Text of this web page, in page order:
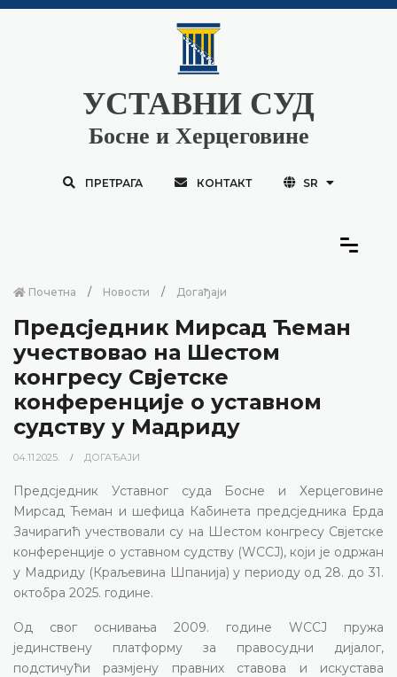
УСТАВНИ СУД
Босне и Херцеговине
ПРЕТРАГА КОНТАКТ SR
Почетна Новости Догађаји
Предсједник Мирсад Ћеман
учествовао на Шестом
конгресу Свјетске
конференције о уставном
судству у Мадриду
04.11.2025. ДОГАЂАЈИ
Предсједник Уставног суда Босне и Херцеговине
Мирсад Ћеман и шефица Кабинета предсједника Ерда
Зачирагић учествовали су на Шестом конгресу Свјетске
конференције о уставном судству (WCCJ), који је одржан
у Мадриду (Краљевина Шпанија) у периоду од 28. до 31.
октобра 2025. године.
Од свог оснивања 2009. године WCCJ пружа
јединствену платформу за правосудни дијалог,
подстичући размјену правних ставова и искустава